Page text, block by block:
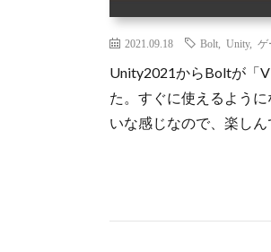
2021.09.18 Bolt Unity, ゲ
Unity2021からBoltが「
た。すぐに使えるよう
いな感じなので、楽し